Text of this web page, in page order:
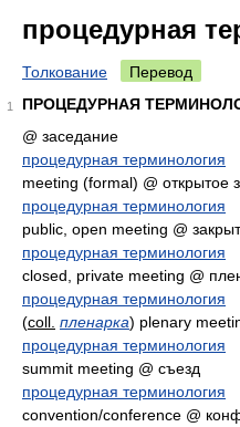
процедурная
Толкование Перевод
1
ПРОЦЕДУРНАЯ
@ заседание
процедурная терминология
meeting (formal) @ открытое
процедурная терминология
public, open meeting @
процедурная терминология
closed, private meeting @
процедурная терминология
(coll. пленарка) plenary
процедурная терминология
summit meeting @ съезд
процедурная терминология
convention/conference @